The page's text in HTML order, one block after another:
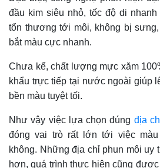
đầu kim siêu nhỏ, tốc độ di
tổn thương tới môi, không bị
bắt màu cực nhanh.
Chưa kể, chất lượng mực xăm
khẩu trực tiếp tại nước ngoài giúp
bền màu tuyệt tối.
Như vậy việc lựa chọn đúng địa
đóng vai trò rất lớn tới việc
không. Những địa chỉ phun môi uy
hơn, quá trình thực hiện cũng